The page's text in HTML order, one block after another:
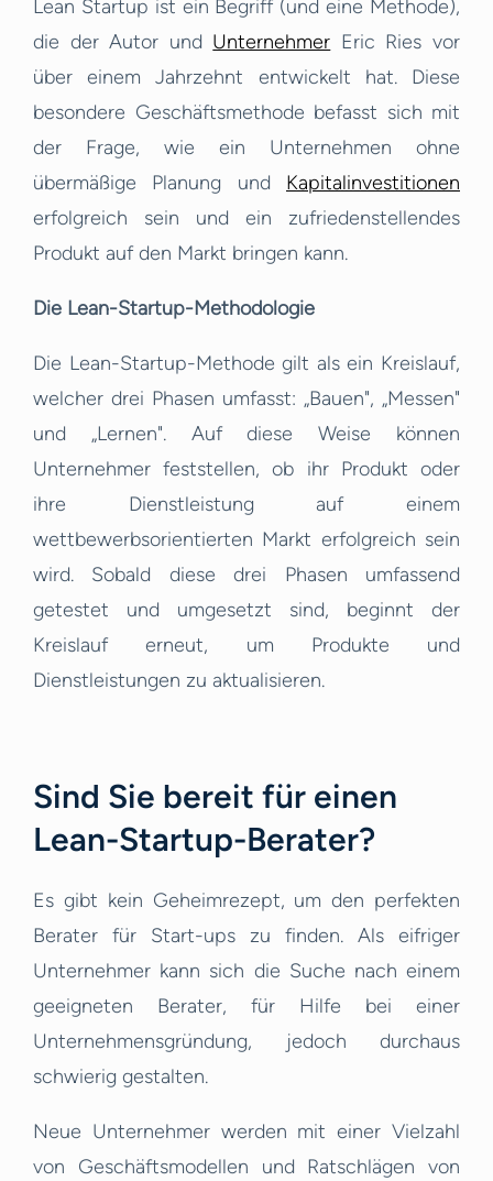
Lean Startup ist ein Begriff (und eine Methode),
die der Autor und Unternehmer Eric Ries vor
über einem Jahrzehnt entwickelt hat. Diese
besondere Geschäftsmethode befasst sich mit
der Frage, wie ein Unternehmen ohne
übermäßige Planung und Kapitalinvestitionen
erfolgreich sein und ein zufriedenstellendes
Produkt auf den Markt bringen kann.
Die Lean-Startup-Methodologie
Die Lean-Startup-Methode gilt als ein Kreislauf,
welcher drei Phasen umfasst: „Bauen", „Messen"
und „Lernen". Auf diese Weise können
Unternehmer feststellen, ob ihr Produkt oder
ihre Dienstleistung auf einem
wettbewerbsorientierten Markt erfolgreich sein
wird. Sobald diese drei Phasen umfassend
getestet und umgesetzt sind, beginnt der
Kreislauf erneut, um Produkte und
Dienstleistungen zu aktualisieren.
Sind Sie bereit für einen
Lean-Startup-Berater?
Es gibt kein Geheimrezept, um den perfekten
Berater für Start-ups zu finden. Als eifriger
Unternehmer kann sich die Suche nach einem
geeigneten Berater, für Hilfe bei einer
Unternehmensgründung, jedoch durchaus
schwierig gestalten.
Neue Unternehmer werden mit einer Vielzahl
von Geschäftsmodellen und Ratschlägen von